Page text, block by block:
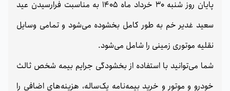
پایان روز شنبه 30 خرداد ماه 1405 به مناسبت فرارسیدن عید
سعید غدیر خم به طور کامل بخشوده می‌شود و تمامی وسایل
نقلیه موتوری زمینی را شامل می‌شود.
شما می‌توانید با استفاده از بخشودگی جرایم بیمه شخص ثالث
خودرو و موتور و خرید بیمه‌نامه یک‌ساله، هزینه‌های اضافی را